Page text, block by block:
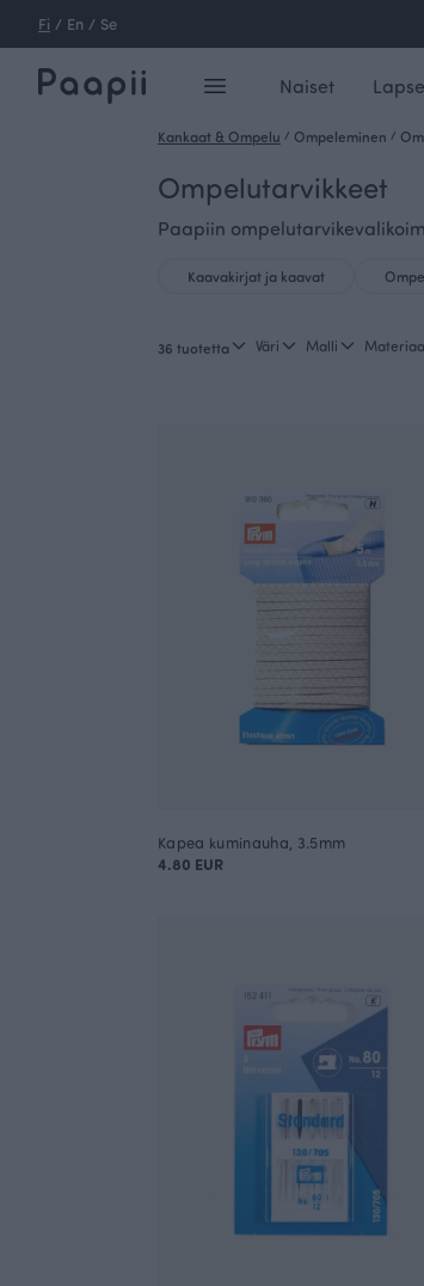
Fi / En / Se
Naiset
Kankaat & Ompelu / Ompeleminen /
Ompelutarvikkeet
Paapiin
Kaavakirjat ja kaavat
36 tuotetta Väri Malli
Kapea kuminauha, 3.5mm
4.80 EUR